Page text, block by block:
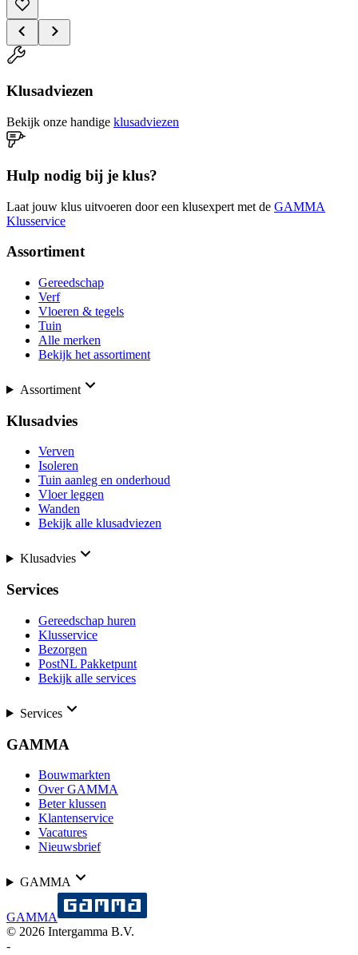
Klusadviezen
Bekijk onze handige klusadviezen
Hulp nodig bij je klus?
Laat jouw klus uitvoeren door een klusexpert met de GAMMA
Klusservice
Assortiment
Gereedschap
Verf
Vloeren & tegels
Tuin
Alle merken
Bekijk het assortiment
Assortiment
Klusadvies
Verven
Isoleren
Tuin aanleg en onderhoud
Vloer leggen
Wanden
Bekijk alle klusadviezen
Klusadvies
Services
Gereedschap huren
Klusservice
Bezorgen
PostNL Pakketpunt
Bekijk alle services
Services
GAMMA
Bouwmarkten
Over GAMMA
Beter klussen
Klantenservice
Vacatures
Nieuwsbrief
GAMMA
GAMMA
© 2026 Intergamma B.V.
-